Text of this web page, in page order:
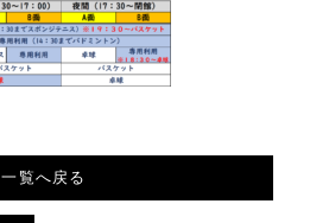
一覧へ戻る